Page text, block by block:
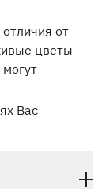
от
цветы
Вас